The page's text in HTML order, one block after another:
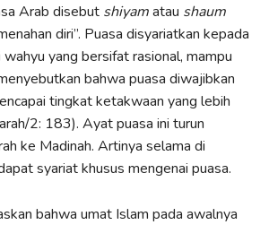
Arab disebut shiyamatau shaum
diri”. Puasa disyariatkan kepada
yang bersifat rasional, mampu
bahwa puasa diwajibkan
tingkat ketakwaan yang lebih
2: 183). Ayat puasa ini turun
ke Madinah. Artinya selama di
syariat khusus mengenai puasa.
bahwa umat Islam pada awalnya